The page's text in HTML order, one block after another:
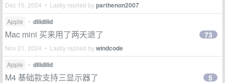
Dec 15, 2024 • Lastly replied byparthenon2007
Apple • dilidilid
Mac mini 买来用了两天退了
Nov 21, 2024 • Lastly replied bywindcode
73
Apple • dilidilid
M4 基础款支持三显示器了 5